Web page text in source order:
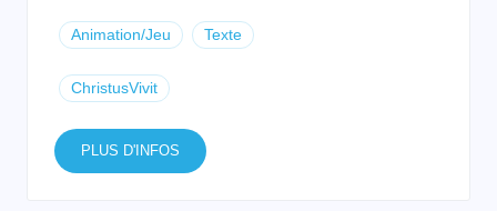
Animation/Jeu Texte
ChristusVivit
PLUS D'INFOS